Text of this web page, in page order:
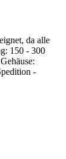
da alle
150 - 300
-